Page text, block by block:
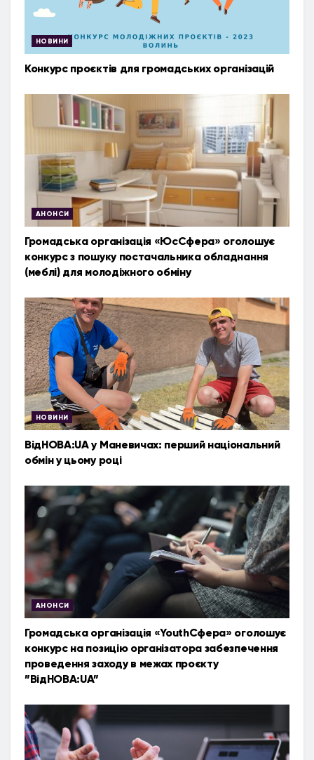
НОВИНИ
Конкурс проєктів для громадських організацій
АНОНСИ
Громадська організація «ЮсСфера» оголошує
конкурс з пошуку постачальника обладнання
(меблі) для молодіжного обміну
НОВИНИ
ВідНОВА:UA у Маневичах: перший національний
обмін у цьому році
АНОНСИ
Громадська організація «YouthСфера» оголошує
конкурс на позицію організатора забезпечення
проведення заходу в межах проєкту
”ВідНОВА:UA”